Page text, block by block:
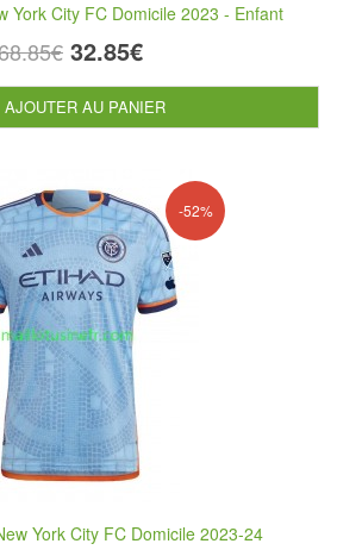
York City FC Domicile 2023 - Enfant
32.85€
AJOUTER AU PANIER
-52%
York City FC Domicile 2023-24